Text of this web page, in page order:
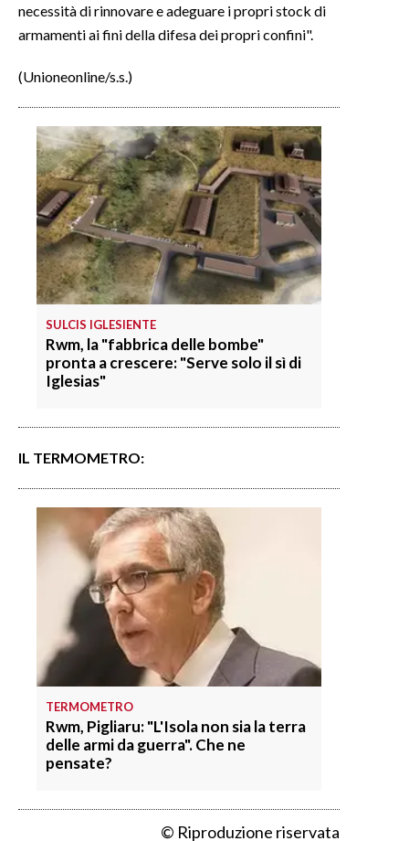
necessità di rinnovare e adeguare i propri stock di
armamenti ai fini della difesa dei propri confini".
(Unioneonline/s.s.)
SULCIS IGLESIENTE
Rwm, la "fabbrica delle bombe"
pronta a crescere: "Serve solo il sì di
Iglesias"
IL TERMOMETRO:
TERMOMETRO
Rwm, Pigliaru: "L'Isola non sia la terra
delle armi da guerra". Che ne
pensate?
© Riproduzione riservata